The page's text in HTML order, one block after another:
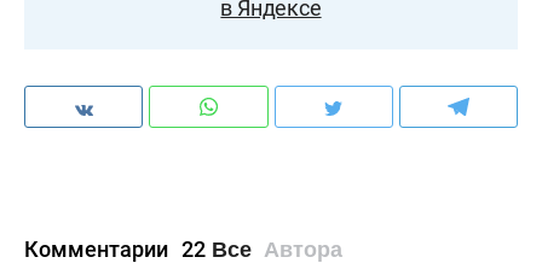
в Яндексе
Комментарии 22 Все Автора